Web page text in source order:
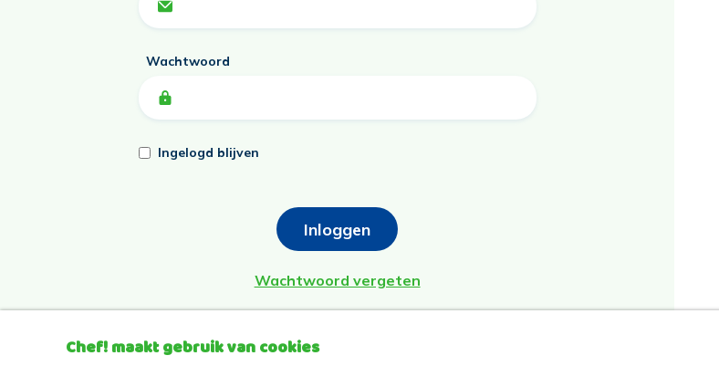
Wachtwoord
Ingelogd blijven
Inloggen
Wachtwoord vergeten
Chef! maakt gebruik van cookies